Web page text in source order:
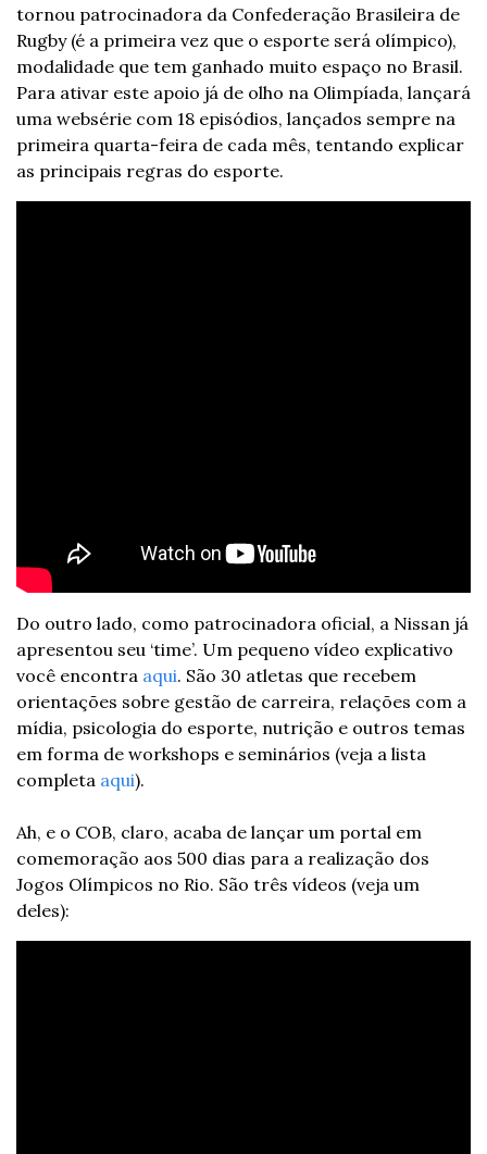
tornou patrocinadora da Confederação Brasileira de
Rugby (é a primeira vez que o esporte será olímpico),
modalidade que tem ganhado muito espaço no Brasil.
Para ativar este apoio já de olho na Olimpíada, lançará
uma websérie com 18 episódios, lançados sempre na
primeira quarta-feira de cada mês, tentando explicar
as principais regras do esporte.
Do outro lado, como patrocinadora oficial, a Nissan já
apresentou seu ‘time’. Um pequeno vídeo explicativo
você encontra aqui. São 30 atletas que recebem
orientações sobre gestão de carreira, relações com a
mídia, psicologia do esporte, nutrição e outros temas
em forma de workshops e seminários (veja a lista
completa aqui).
Ah, e o COB, claro, acaba de lançar um portal em
comemoração aos 500 dias para a realização dos
Jogos Olímpicos no Rio. São três vídeos (veja um
deles):